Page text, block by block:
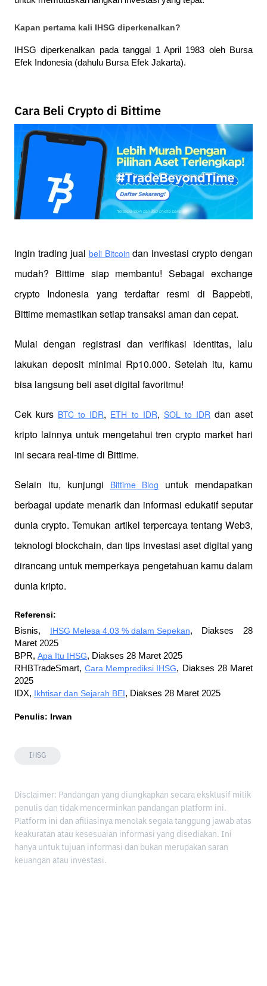
Kapan pertama kali IHSG diperkenalkan?
IHSG diperkenalkan pada tanggal 1 April 1983 oleh Bursa
Efek Indonesia (dahulu Bursa Efek Jakarta).
Cara Beli Crypto di Bittime
Ingin trading jual beli Bitcoin dan investasi crypto dengan
mudah? Bittime siap membantu! Sebagai exchange
crypto Indonesia yang terdaftar resmi di Bappebti,
Bittime memastikan setiap transaksi aman dan cepat.
Mulai dengan registrasi dan verifikasi identitas, lalu
lakukan deposit minimal Rp10.000. Setelah itu, kamu
bisa langsung beli aset digital favoritmu!
Cek kurs BTC to IDR, ETH to IDR, SOL to IDR dan aset
kripto lainnya untuk mengetahui tren crypto market hari
ini secara real-time di Bittime.
Selain itu, kunjungi Bittime Blog
untuk mendapatkan
berbagai update menarik dan informasi edukatif seputar
dunia crypto. Temukan artikel terpercaya tentang Web3,
teknologi blockchain, dan tips investasi aset digital yang
dirancang untuk memperkaya pengetahuan kamu dalam
dunia kripto.
Referensi:
Bisnis, IHSG Melesa 4,03 % dalam Sepekan, Diakses 28
Maret 2025
BPR, Apa Itu IHSG, Diakses 28 Maret 2025
RHBTradeSmart, Cara Memprediksi IHSG, Diakses 28 Maret
2025
IDX, Ikhtisar dan Sejarah BEI, Diakses 28 Maret 2025
Penulis: Irwan
IHSG
Disclaimer: Pandangan yang diungkapkan secara eksklusif milik
penulis dan tidak mencerminkan pandangan platform ini.
Platform ini dan afiliasinya menolak segala tanggung jawab atas
keakuratan atau kesesuaian informasi yang disediakan. Ini
hanya untuk tujuan informasi dan bukan merupakan saran
keuangan atau investasi.